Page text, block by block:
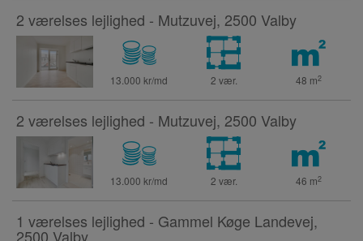
2 værelses lejlighed - Mutzuvej, 2500 Valby
13.000 kr/md 2 vær. 48 m2
2 værelses lejlighed - Mutzuvej, 2500 Valby
13.000 kr/md 2 vær. 46 m2
1 værelses lejlighed - Gammel Køge Landevej,
2500 Valby